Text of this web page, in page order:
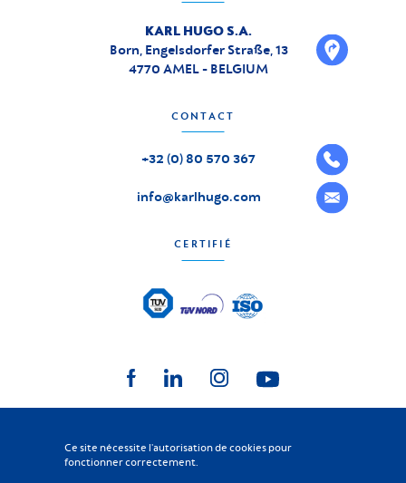
KARL HUGO S.A.
Born, Engelsdorfer Straße, 13
4770 AMEL - BELGIUM
CONTACT
+32 (0) 80 570 367
info@karlhugo.com
CERTIFIÉ
KARL HUGO©2026
Ce site nécessite l'autorisation de cookies pour
fonctionner correctement.